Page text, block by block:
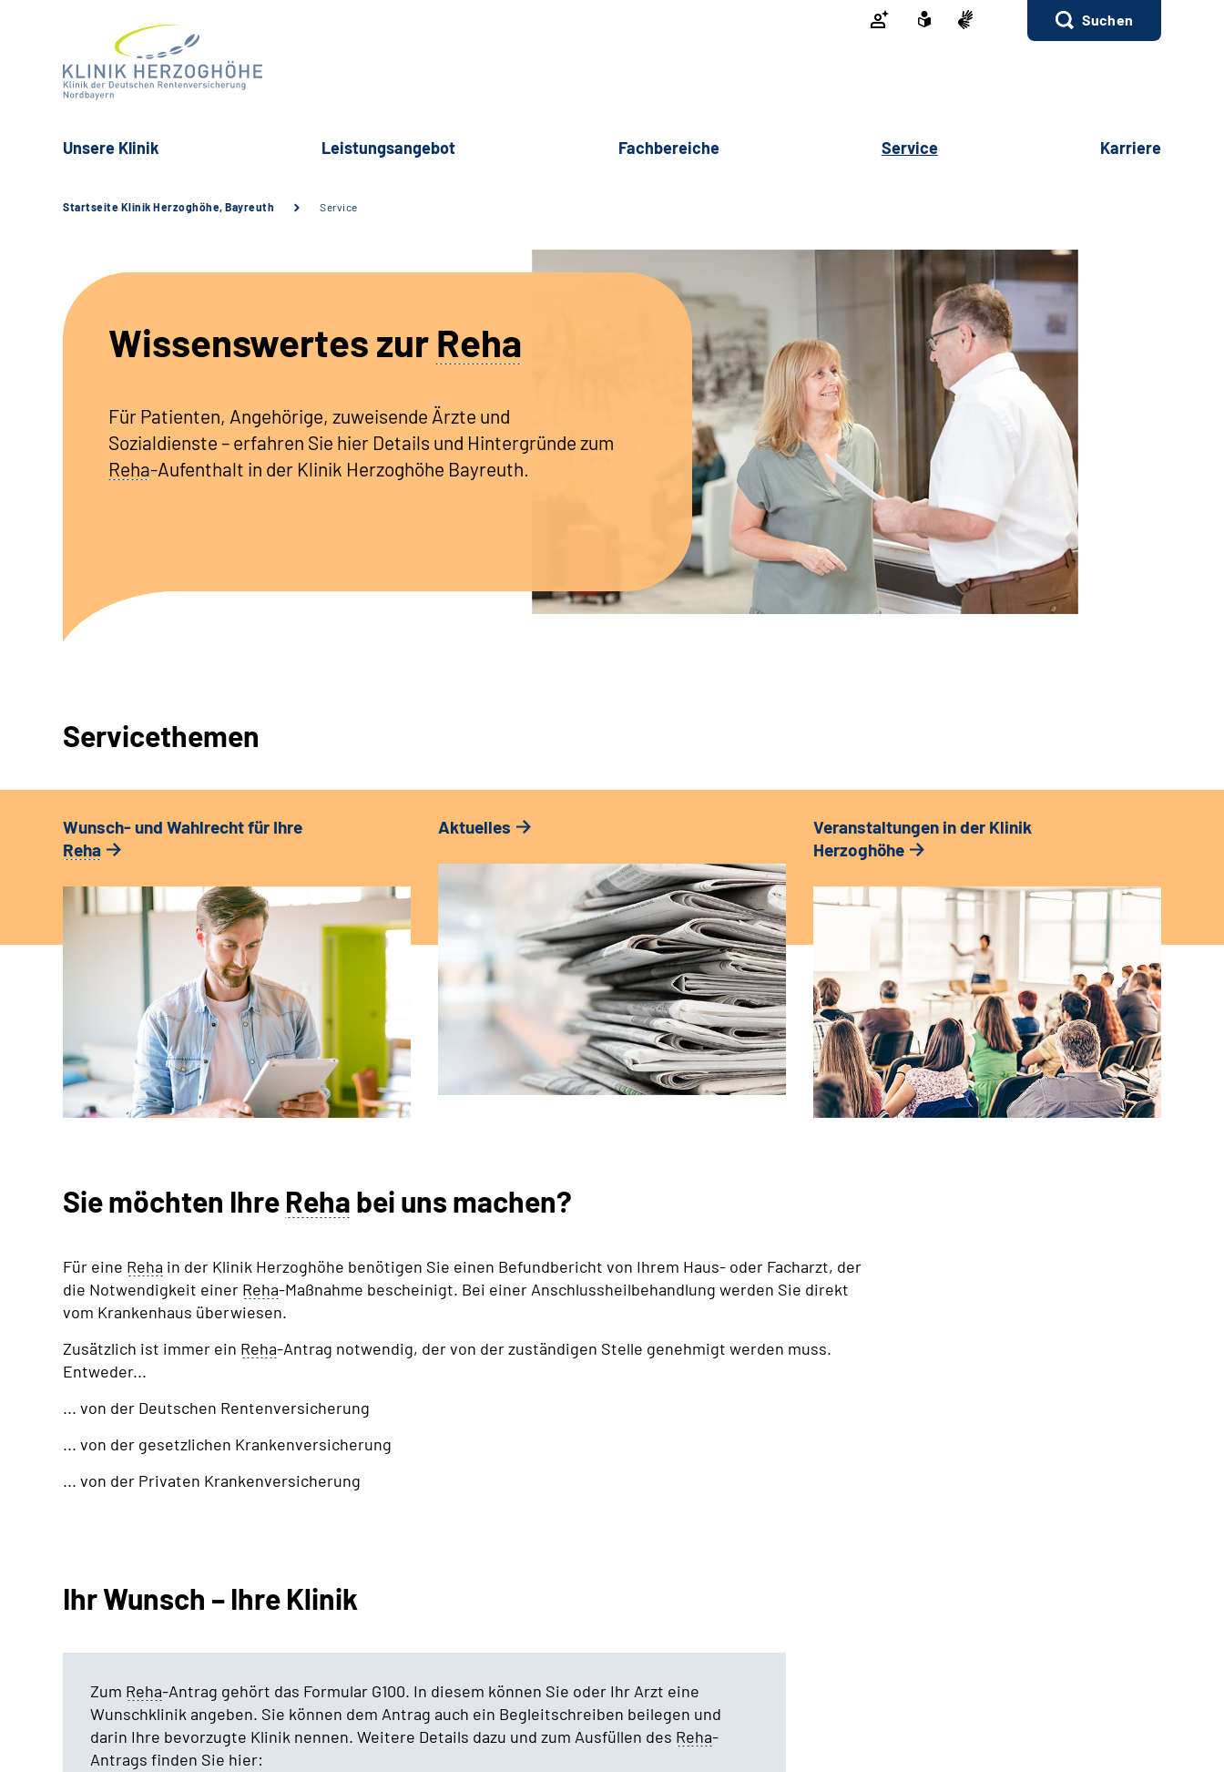
Suchen
Unsere Klinik Leistungsangebot Fachbereiche Service Karriere
Startseite Klinik Herzoghöhe, Bayreuth Service
Wissenswertes zur Reha
Für Patienten, Angehörige, zuweisende Ärzte und
Sozialdienste – erfahren Sie hier Details und Hintergründe zum
Reha-Aufenthalt in der Klinik Herzoghöhe Bayreuth.
Servicethemen
Wunsch- und Wahlrecht für Ihre
Reha
Aktuelles
Veranstaltungen in der Klinik
Herzoghöhe
Sie möchten Ihre Reha bei uns machen?
Für eine Reha in der Klinik Herzoghöhe benötigen Sie einen Befundbericht von Ihrem Haus- oder Facharzt, der
die Notwendigkeit einer Reha-Maßnahme bescheinigt. Bei einer Anschlussheilbehandlung werden Sie direkt
vom Krankenhaus überwiesen.
Zusätzlich ist immer ein Reha-Antrag notwendig, der von der zuständigen Stelle genehmigt werden muss.
Entweder...
... von der Deutschen Rentenversicherung
... von der gesetzlichen Krankenversicherung
... von der Privaten Krankenversicherung
Ihr Wunsch – Ihre Klinik
Zum Reha-Antrag gehört das Formular G100. In diesem können Sie oder Ihr Arzt eine
Wunschklinik angeben. Sie können dem Antrag auch ein Begleitschreiben beilegen und
darin Ihre bevorzugte Klinik nennen. Weitere Details dazu und zum Ausfüllen des Reha-
Antrags finden Sie hier: